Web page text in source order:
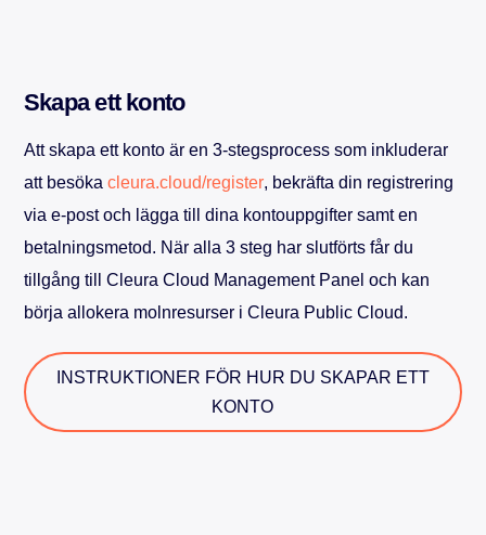
Skapa ett konto
Att skapa ett konto är en 3-stegsprocess som inkluderar
att besöka cleura.cloud/register, bekräfta din registrering
via e-post och lägga till dina kontouppgifter samt en
betalningsmetod. När alla 3 steg har slutförts får du
tillgång till Cleura Cloud Management Panel och kan
börja allokera molnresurser i Cleura Public Cloud.
INSTRUKTIONER FÖR HUR DU SKAPAR ETT
KONTO